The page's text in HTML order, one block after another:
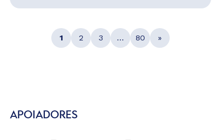
1 2 3 … 80 »
APOIADORES